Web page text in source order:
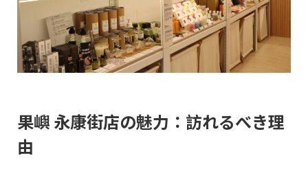
果嶼 永康街店の魅力：訪れるべき理
由